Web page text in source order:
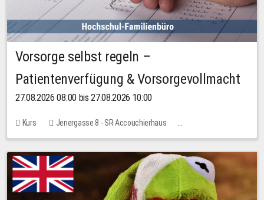
Vorsorge selbst regeln –
Patientenverfügung & Vorsorgevollmacht
27.08.2026 08:00 bis 27.08.2026 10:00
Kurs
Jenergasse 8 - SR Accouchierhaus
Keine freien Plätze